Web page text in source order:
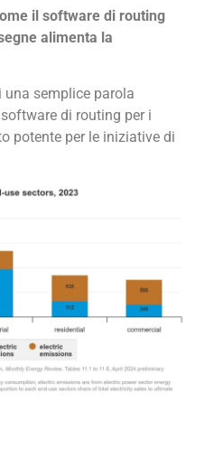
il software di routing
alimenta la
una semplice parola
di routing per i
potente per le iniziative di